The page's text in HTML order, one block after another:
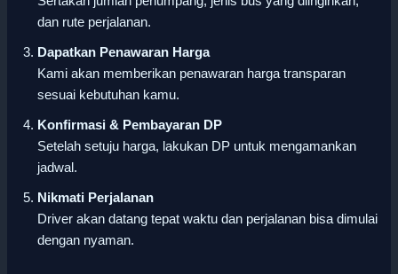
dan rute perjalanan.
Dapatkan Penawaran Harga
Kami akan memberikan penawaran harga transparan
sesuai kebutuhan kamu.
Konfirmasi & Pembayaran DP
Setelah setuju harga, lakukan DP untuk mengamankan
jadwal.
Nikmati Perjalanan
Driver akan datang tepat waktu dan perjalanan bisa dimulai
dengan nyaman.